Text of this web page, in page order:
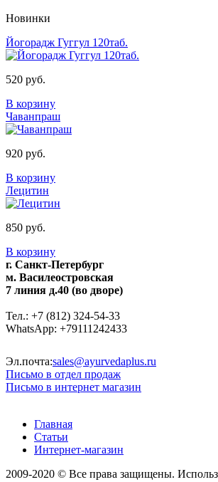
Новинки
Йогорадж Гуггул 120таб.
520 руб.
В корзину
Чаванпраш
920 руб.
В корзину
Лецитин
850 руб.
В корзину
г. Санкт-Петербург
м. Василеостровская
7 линия д.40 (во дворе)
Тел.: +7 (812) 324-54-33
WhatsApp: +79111242433
Эл.почта:sales@ayurvedaplus.ru
Письмо в отдел продаж
Письмо в интернет магазин
Главная
Статьи
Интернет-магазин
2009-2020 © Все права защищены.